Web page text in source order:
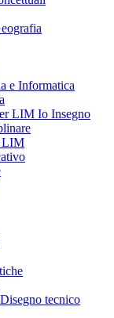
e Informatica
LIM Io Insegno
LIM
tecnico